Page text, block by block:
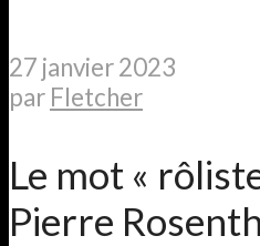
27 janvier 2023
par Fletcher
Le mot «
Pierre